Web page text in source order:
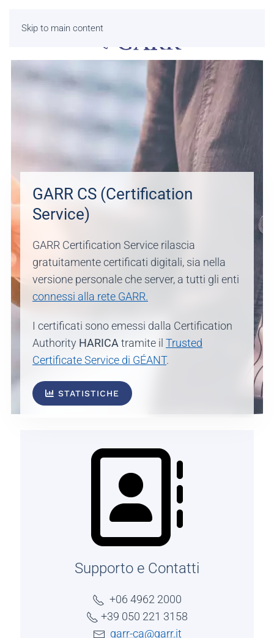
Skip to main content
Supporto e Contatti
+06 4962 2000
+39 050 221 3158
garr-ca@garr.it
GARR CS (Certification
Service)
GARR Certification Service rilascia
gratuitamente certificati digitali, sia nella
versione personale che server, a tutti gli enti
connessi alla rete GARR.
I certificati sono emessi dalla Certification
Authority HARICA tramite il Trusted
Certificate Service di GÉANT.
STATISTICHE